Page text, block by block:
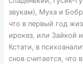
звукам), Муха и
что в первый год
ирокез, или Зайкой
Кстати, в
снов считается, что